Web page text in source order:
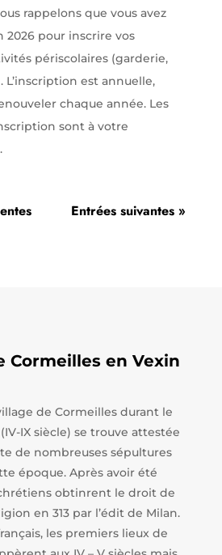
rappelons que vous avez
2026 pour inscrire vos
périscolaires (garderie,
L’inscription est annuelle,
chaque année. Les
sont à votre
Entrées suivantes »
Cormeilles en Vexin
de Cormeilles durant le
IX siècle) se trouve attestée
de nombreuses sépultures
époque. Après avoir été
obtinrent le droit de
en 313 par l’édit de Milan.
les premiers lieux de